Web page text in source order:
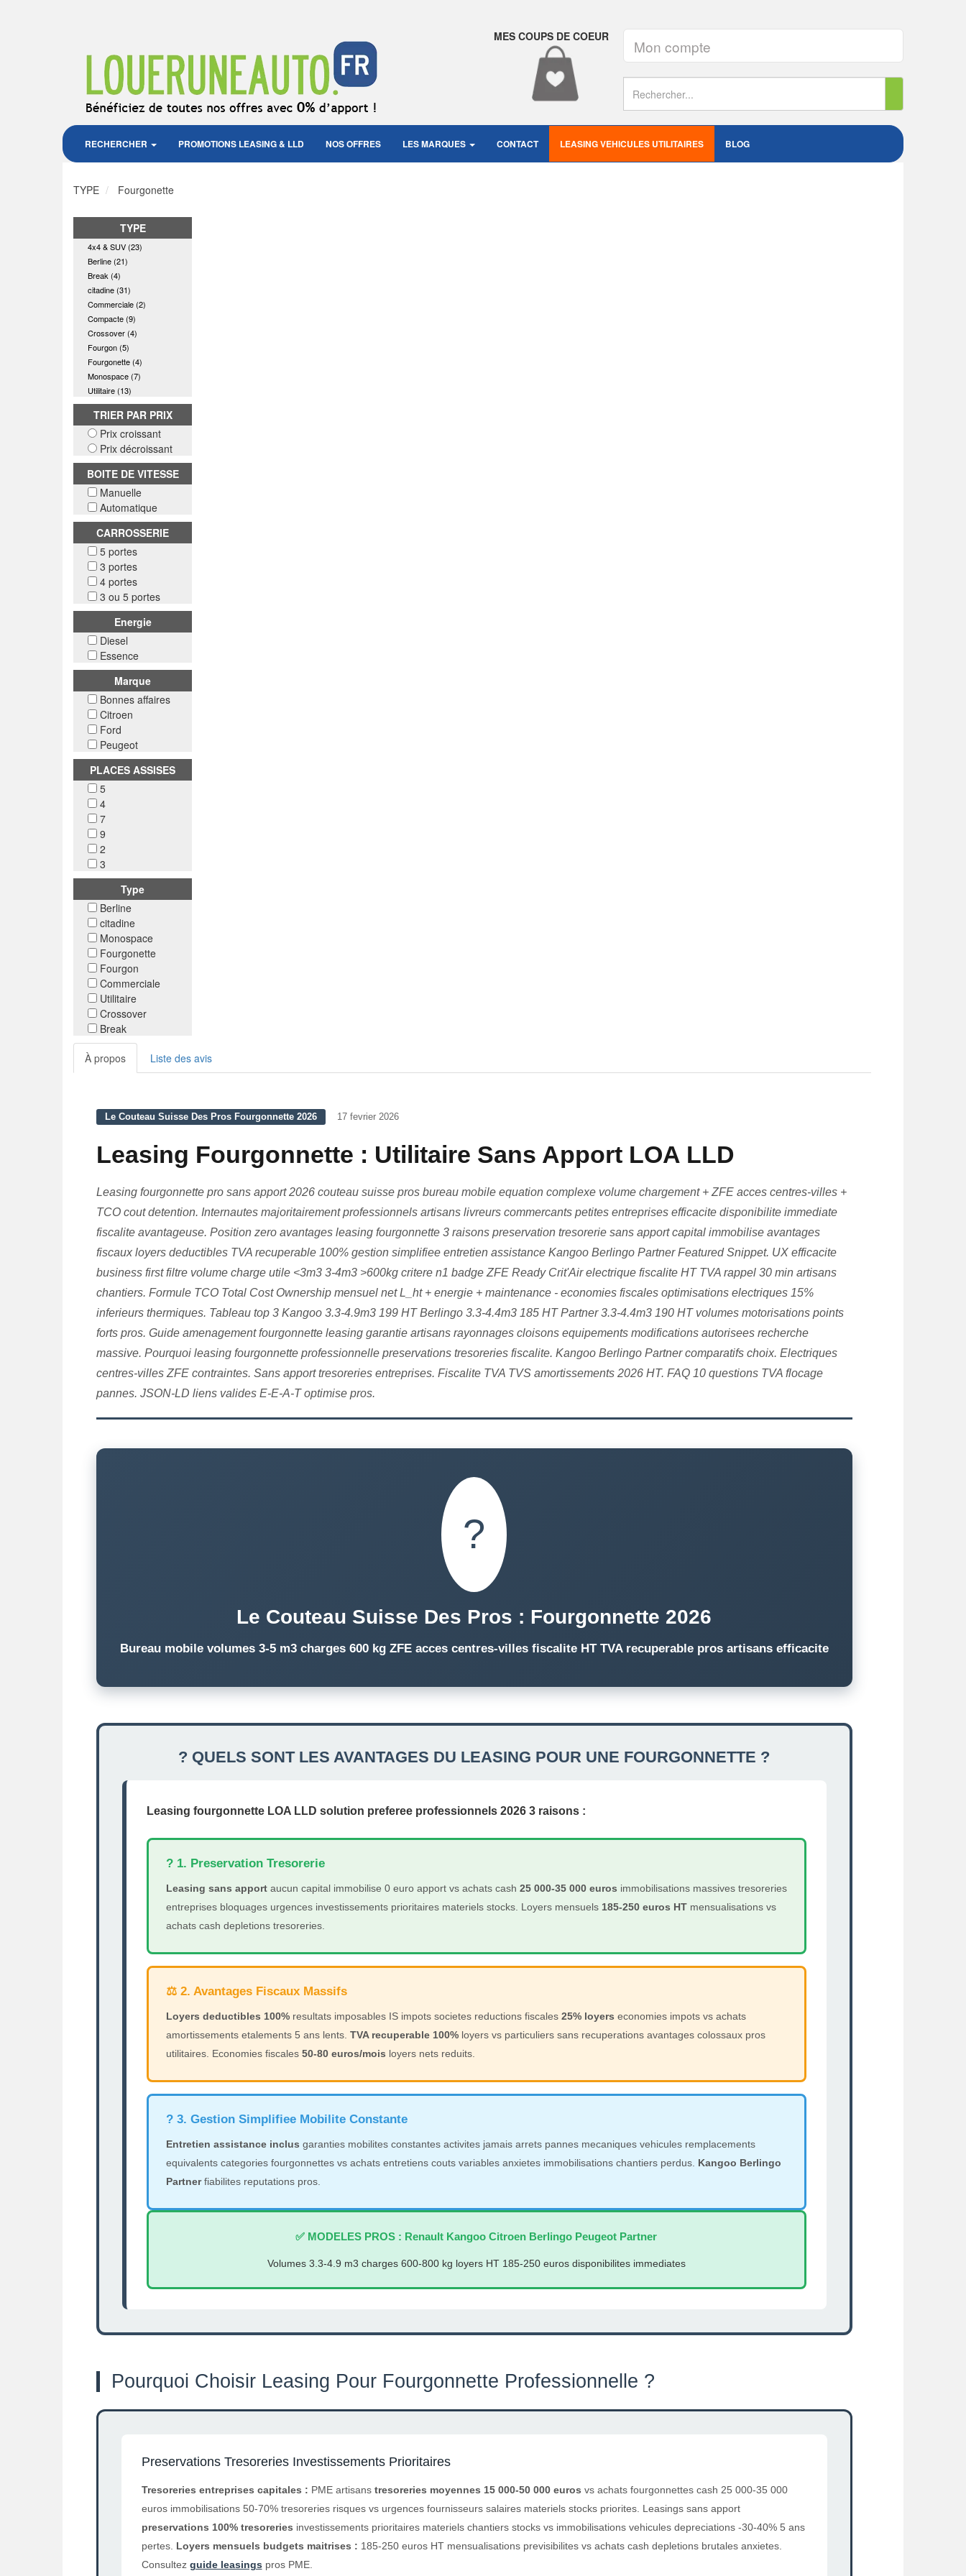
MES COUPS DE COEUR
Mon compte
RECHERCHER PROMOTIONS LEASING & LLD NOS OFFRES LES MARQUES CONTACT LEASING VEHICULES UTILITAIRES BLOG
TYPE Fourgonette
TYPE
4x4 & SUV (23)
Berline (21)
Break (4)
citadine (31)
Commerciale (2)
Compacte (9)
Crossover (4)
Fourgon (5)
Fourgonette (4)
Monospace (7)
Utilitaire (13)
TRIER PAR PRIX
Prix croissant
Prix décroissant
BOITE DE VITESSE
Manuelle
Automatique
CARROSSERIE
5 portes
3 portes
4 portes
3 ou 5 portes
Energie
Diesel
Essence
Marque
Bonnes affaires
Citroen
Ford
Peugeot
PLACES ASSISES
5
4
7
9
2
3
Type
Berline
citadine
Monospace
Fourgonette
Fourgon
Commerciale
Utilitaire
Crossover
Break
À propos Liste des avis
Le Couteau Suisse Des Pros Fourgonnette 2026 17 fevrier 2026
Leasing Fourgonnette : Utilitaire Sans Apport LOA LLD
Leasing fourgonnette pro sans apport 2026 couteau suisse pros bureau mobile equation complexe volume chargement + ZFE acces centres-villes +
TCO cout detention. Internautes majoritairement professionnels artisans livreurs commercants petites entreprises efficacite disponibilite immediate
fiscalite avantageuse. Position zero avantages leasing fourgonnette 3 raisons preservation tresorerie sans apport capital immobilise avantages
fiscaux loyers deductibles TVA recuperable 100% gestion simplifiee entretien assistance Kangoo Berlingo Partner Featured Snippet. UX efficacite
business first filtre volume charge utile <3m3 3-4m3 >600kg critere n1 badge ZFE Ready Crit'Air electrique fiscalite HT TVA rappel 30 min artisans
chantiers. Formule TCO Total Cost Ownership mensuel net L_ht + energie + maintenance - economies fiscales optimisations electriques 15%
inferieurs thermiques. Tableau top 3 Kangoo 3.3-4.9m3 199 HT Berlingo 3.3-4.4m3 185 HT Partner 3.3-4.4m3 190 HT volumes motorisations points
forts pros. Guide amenagement fourgonnette leasing garantie artisans rayonnages cloisons equipements modifications autorisees recherche
massive. Pourquoi leasing fourgonnette professionnelle preservations tresoreries fiscalite. Kangoo Berlingo Partner comparatifs choix. Electriques
centres-villes ZFE contraintes. Sans apport tresoreries entreprises. Fiscalite TVA TVS amortissements 2026 HT. FAQ 10 questions TVA flocage
pannes. JSON-LD liens valides E-E-A-T optimise pros.
?️
Le Couteau Suisse Des Pros : Fourgonnette 2026
Bureau mobile volumes 3-5 m3 charges 600 kg ZFE acces centres-villes fiscalite HT TVA recuperable pros artisans efficacite
? QUELS SONT LES AVANTAGES DU LEASING POUR UNE FOURGONNETTE ?
Leasing fourgonnette LOA LLD solution preferee professionnels 2026 3 raisons :
? 1. Preservation Tresorerie
Leasing sans apportaucun capital immobilise 0 euro apport vs achats cash 25 000-35 000 euros immobilisations massives tresoreries
entreprises bloquages urgences investissements prioritaires materiels stocks. Loyers mensuels 185-250 euros HTmensualisations vs
achats cash depletions tresoreries.
⚖️ 2. Avantages Fiscaux Massifs
Loyers deductibles 100%resultats imposables IS impots societes reductions fiscales 25% loyers economies impots vs achats
amortissements etalements 5 ans lents. TVA recuperable 100%loyers vs particuliers sans recuperations avantages colossaux pros
utilitaires. Economies fiscales 50-80 euros/mois loyers nets reduits.
?️ 3. Gestion Simplifiee Mobilite Constante
Entretien assistance inclus garanties mobilites constantes activites jamais arrets pannes mecaniques vehicules remplacements
equivalents categories fourgonnettes vs achats entretiens couts variables anxietes immobilisations chantiers perdus. Kangoo Berlingo
Partnerfiabilites reputations pros.
✅ MODELES PROS : Renault Kangoo Citroen Berlingo Peugeot Partner
Volumes 3.3-4.9 m3 charges 600-800 kg loyers HT 185-250 euros disponibilites immediates
Pourquoi Choisir Leasing Pour Fourgonnette Professionnelle ?
Preservations Tresoreries Investissements Prioritaires
Tresoreries entreprises capitales : PME artisans tresoreries moyennes 15 000-50 000 euros vs achats fourgonnettes cash 25 000-35 000
euros immobilisations 50-70% tresoreries risques vs urgences fournisseurs salaires materiels stocks priorites. Leasings sans apport
preservations 100% tresoreries investissements prioritaires materiels chantiers stocks vs immobilisations vehicules depreciations -30-40% 5 ans
pertes. Loyers mensuels budgets maitrises : 185-250 euros HT mensualisations previsibilites vs achats cash depletions brutales anxietes.
Consultez guide leasingspros PME.